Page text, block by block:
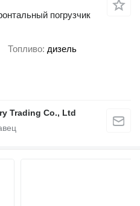
погрузчик
Топливо дизель
Trading Co., Ltd